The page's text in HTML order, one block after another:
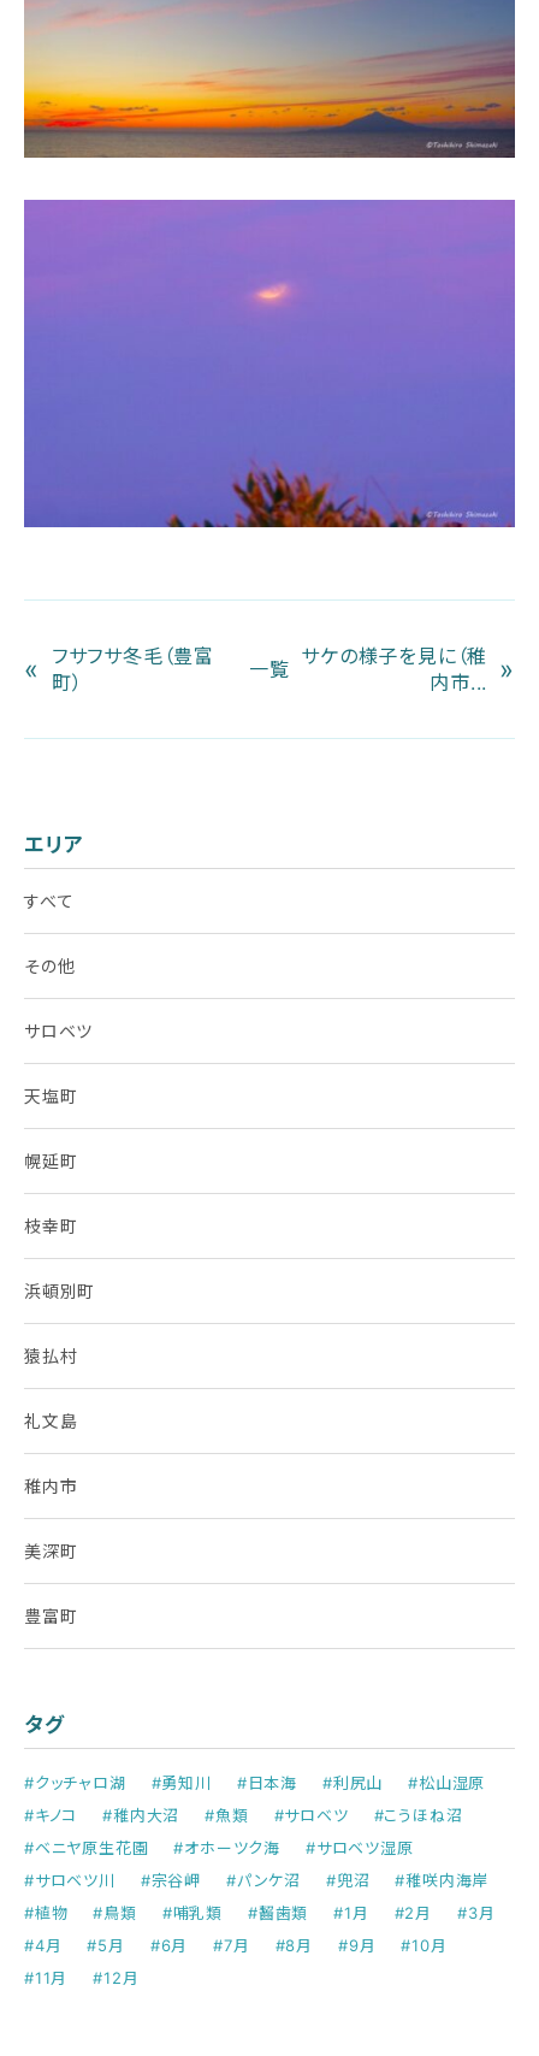
«
フサフサ冬毛（豊富
町）
一覧
サケの様子を見に（稚
内市...
»
エリア
すべて
その他
サロベツ
天塩町
幌延町
枝幸町
浜頓別町
猿払村
礼文島
稚内市
美深町
豊富町
タグ
#クッチャロ湖 #勇知川 #日本海 #利尻山
#松山湿原
#キノコ
#稚内大沼 #魚類 #サロベツ
#こうほね沼
#ベニヤ原生花園
#オホーツク海
#サロベツ湿原
#サロベツ川
#宗谷岬 #パンケ沼 #兜沼
#稚咲内海岸
#植物
#鳥類 #哺乳類 #齧歯類 #1月 #2月
#3月
#4月
#5月 #6月 #7月 #8月 #9月
#10月
#11月
#12月